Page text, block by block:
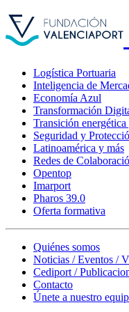
Logística Portuaria
Inteligencia de
Economía Azul
Transformación
Transición
Seguridad y
Latinoamérica y más
Redes de
Opentop
Imarport
Pharos 39.0
Oferta formativa
Quiénes somos
Noticias / Eventos /
Cediport /
Contacto
Únete a nuestro